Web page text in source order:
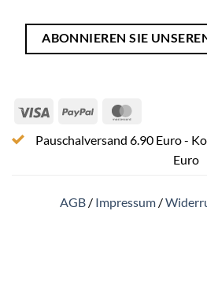
ABONNIEREN SIE
Visa PayPal
Pauschalversand 6.90 Euro -
Euro
AGB/ Impressum/